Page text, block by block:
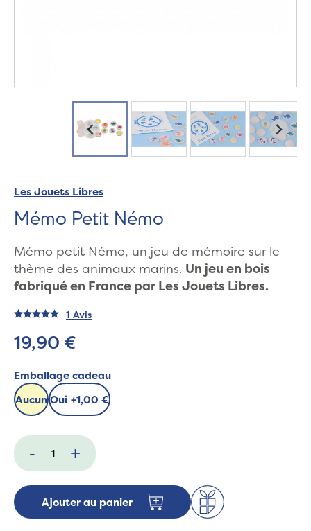
Les Jouets Libres
Mémo Petit Némo
Mémo petit Némo, un jeu de mémoire sur le
thème des animaux marins. Un jeu en bois
fabriqué en France par Les Jouets Libres.
1 Avis
19,90 €
Emballage cadeau
AucunOui +1,00 €
- +
Ajouter au panier